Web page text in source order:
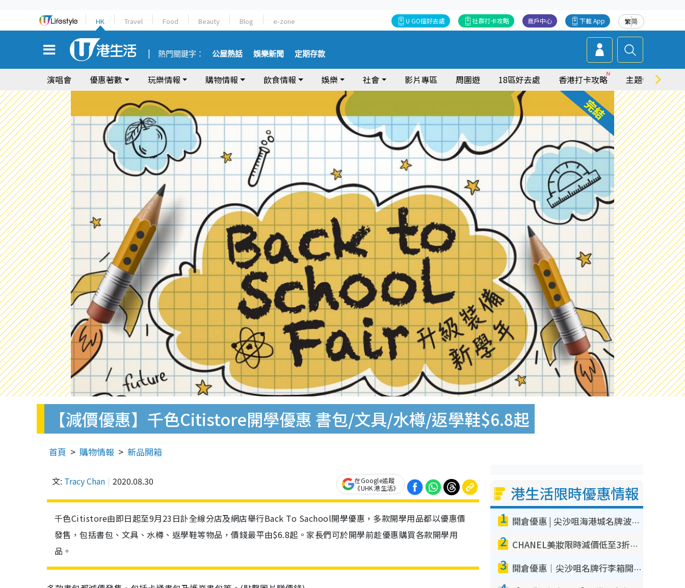
HK Travel Food Beauty Blog e-zone 繁简
下載 App
商戶中心
社群打卡攻略
U GO搵好去處
熱門關鍵字： 公屋熱話 娛樂新聞 定期存款
演唱會 優惠著數 玩樂情報 購物情報 飲食情報 娛樂 社會 影片專區 周圍遊 18區好去處 香港打卡攻略 主題特集
【減價優惠】千色Citistore開學優惠 書包/文具/水樽/返學鞋$6.8起
首頁 購物情報 新品開箱
文: Tracy Chan 2020.08.30
在Google追蹤
《UHK 港生活》
千色Citistore由即日起至9月23日訃全線分店及網店舉行Back To Sachool開學優惠，多款開學用品都以優惠價
發售，包括書包、文具、水樽、返學鞋等物品，價錢最平由$6.8起。家長們可於開學前趁優惠購買各款開學用
品。
港生活限時優惠情報
1 開倉優惠 | 尖沙咀海港城名牌波鞋開倉低至1折！On鞋$899起／Joy&Peace鞋履$98起
2 CHANEL美妝限時減價低至3折！人氣粉底/唇膏/精華液低至$275！COCO香水都有平
3 開倉優惠｜尖沙咀名牌行李箱開倉低至4折！一連5日 American Tourister/ace./Hallmark $200起！